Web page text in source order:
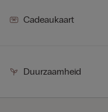
Cadeaukaart
Duurzaamheid